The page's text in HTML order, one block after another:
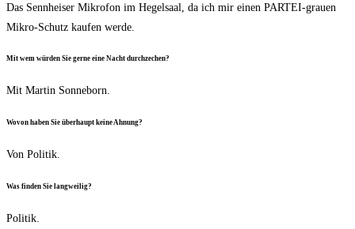
Das Senn­hei­ser Mikro­fon im Hegel­saal, da ich mir einen PAR­TEI-grau­en
Mikro-Schutz kau­fen werde.
Mit wem wür­den Sie ger­ne eine Nacht durchzechen?
Mit Mar­tin Sonneborn.
Wovon haben Sie über­haupt kei­ne Ahnung?
Von Poli­tik.
Was fin­den Sie langweilig?
Poli­tik.